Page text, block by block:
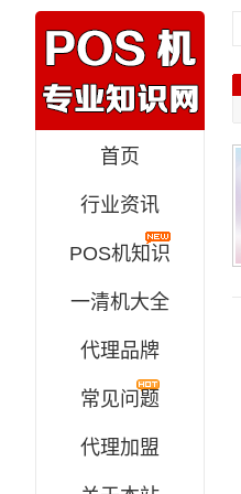
首页
行业资讯
POS机知识
一清机大全
代理品牌
常见问题
代理加盟